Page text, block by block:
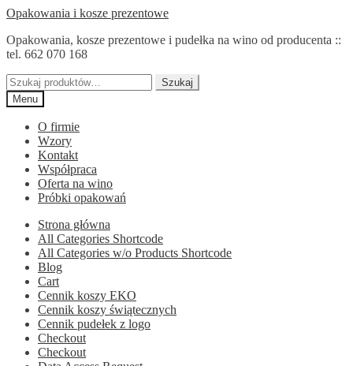
Przejdź
nawigacji
Przejdź
treści
Opakowania i kosze prezentowe
Opakowania, kosze prezentowe i pudełka na wino od producenta ::
tel. 662 070 168
Szukaj:
Szukaj
Menu
O firmie
Wzory
Kontakt
Współpraca
Oferta na wino
Próbki opakowań
Strona główna
All Categories Shortcode
All Categories w/o Products Shortcode
Blog
Cart
Cennik koszy EKO
Cennik koszy świątecznych
Cennik pudełek z logo
Checkout
Checkout